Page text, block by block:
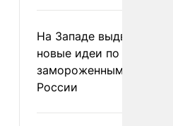
На Западе выдвинули
новые идеи по
замороженным
России